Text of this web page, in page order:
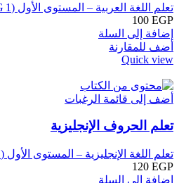
تعلم اللغة العربية – المستوى الأول (KG 1)
100 EGP
إضافة إلى السلة
أضف للمقارنة
Quick view
أضف إلى قائمة الرغبات
تعلم الحروف الإنجليزية
تعلم اللغة الإنجليزية – المستوى الأول (KG 1)
120 EGP
إضافة إلى السلة